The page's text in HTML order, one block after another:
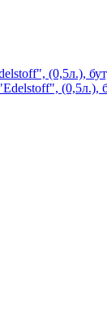
(0,5л.), бут,